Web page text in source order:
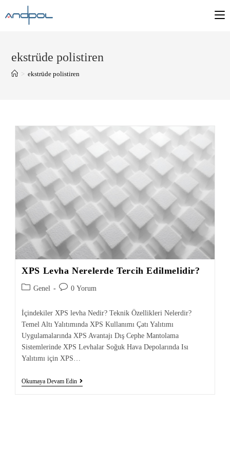
ekstrüde polistiren
> ekstrüde polistiren
XPS Levha Nerelerde Tercih Edilmelidir?
Genel 0 Yorum
İçindekiler XPS levha Nedir? Teknik Özellikleri Nelerdir?
Temel Altı Yalıtımında XPS Kullanımı Çatı Yalıtımı
Uygulamalarında XPS Avantajı Dış Cephe Mantolama
Sistemlerinde XPS Levhalar Soğuk Hava Depolarında Isı
Yalıtımı için XPS…
Okumaya Devam Edin